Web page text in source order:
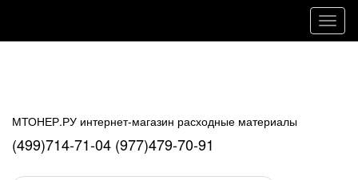
МТОНЕР.РУ интернет-магазин расходные материалы
(499)714-71-04 (977)479-70-91